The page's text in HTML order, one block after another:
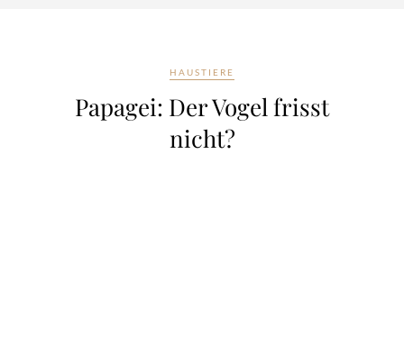
HAUSTIERE
Papagei: Der Vogel frisst
nicht?